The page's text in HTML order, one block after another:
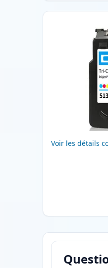
Voir les détails